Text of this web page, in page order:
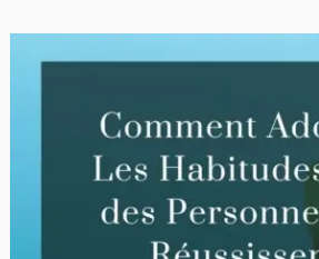
personnes